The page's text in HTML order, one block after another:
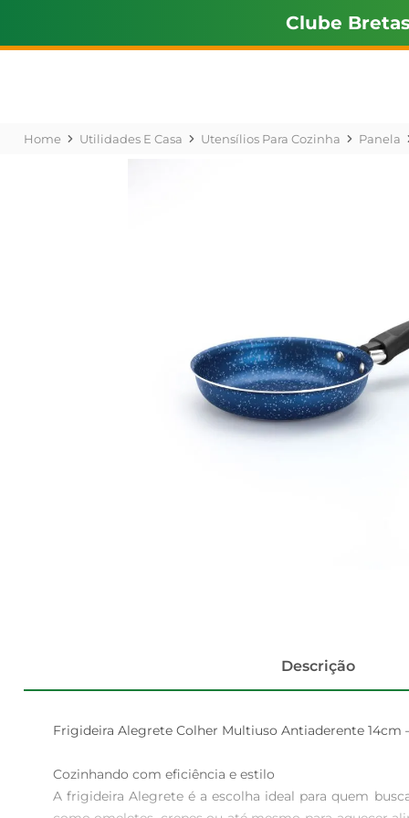
Clube Bretas
Utilidades E Casa Utensílios Para Cozinha Panela
Descrição
Frigideira Alegrete Colher Multiuso Antiaderente 14cm
Cozinhando com eficiência e estilo
A frigideira Alegrete é a escolha ideal para quem